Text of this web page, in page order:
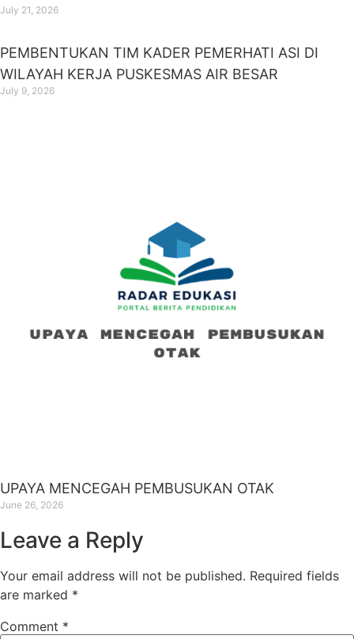
July 21, 2026
PEMBENTUKAN TIM KADER PEMERHATI ASI DI
WILAYAH KERJA PUSKESMAS AIR BESAR
July 9, 2026
UPAYA MENCEGAH PEMBUSUKAN OTAK
June 26, 2026
Leave a Reply
Your email address will not be published. Required fields
are marked *
Comment *